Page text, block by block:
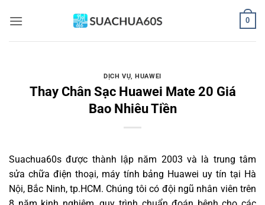
qua
0
DỊCH VỤ,HUAWEI
Thay Chân Sạc Huawei Mate 20 Giá
Bao Nhiêu Tiền
Suachua60s được thành lập năm 2003 và là trung tâm
sửa chữa điện thoại, máy tính bảng Huawei uy tín tại Hà
Nội, Bắc Ninh, tp.HCM. Chúng tôi có đội ngũ nhân viên trên